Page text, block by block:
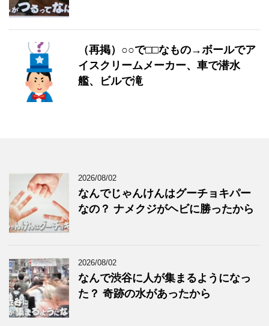
（再掲）○○で□□なもの→ボールでア
イスクリームメーカー、車で潜水
艦、ビルで滝
2026/08/02
なんでじゃんけんはグーチョキパー
なの？ ナメクジがヘビに勝ったから
2026/08/02
なんで渋谷に人が集まるようになっ
た？ 奇跡の水があったから